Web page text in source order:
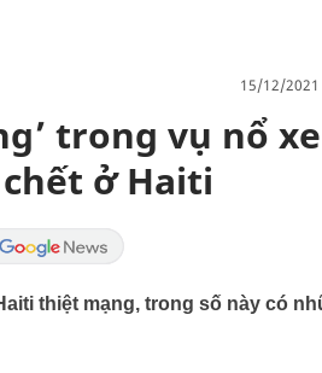
15/12/
trong vụ nổ
ở Haiti
thiệt mạng, trong số này có